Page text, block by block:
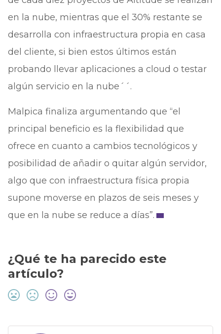
en la nube, mientras que el 30% restante se
desarrolla con infraestructura propia en casa
del cliente, si bien estos últimos están
probando llevar aplicaciones a cloud o testar
algún servicio en la nube´´.
Malpica finaliza argumentando que “el
principal beneficio es la flexibilidad que
ofrece en cuanto a cambios tecnológicos y
posibilidad de añadir o quitar algún servidor,
algo que con infraestructura física propia
supone moverse en plazos de seis meses y
que en la nube se reduce a días”.
¿Qué te ha parecido este
artículo?